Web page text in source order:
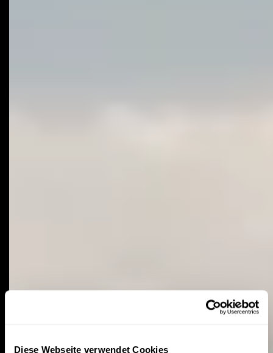
Diese Webseite verwendet Cookies